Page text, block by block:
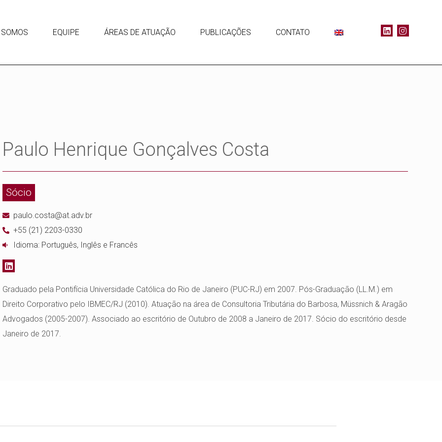
EQUIPE ÁREAS DE ATUAÇÃO PUBLICAÇÕES CONTATO
Paulo Henrique Gonçalves Costa
Sócio
paulo.costa@at.adv.br
+55 (21) 2203-0330
Idioma: Português, Inglês e Francês
Graduado pela Pontifícia Universidade Católica do Rio de Janeiro (PUC-RJ) em 2007. Pós-Graduação (LL.M.) em
Direito Corporativo pelo IBMEC/RJ (2010). Atuação na área de Consultoria Tributária do Barbosa, Müssnich & Aragão
Advogados (2005-2007). Associado ao escritório de Outubro de 2008 a Janeiro de 2017. Sócio do escritório desde
Janeiro de 2017.